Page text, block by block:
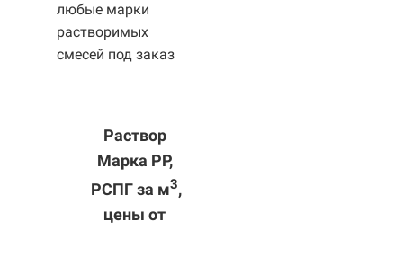
любые марки
растворимых
смесей под заказ
Раствор
Марка РР,
РСПГ за м3,
цены от